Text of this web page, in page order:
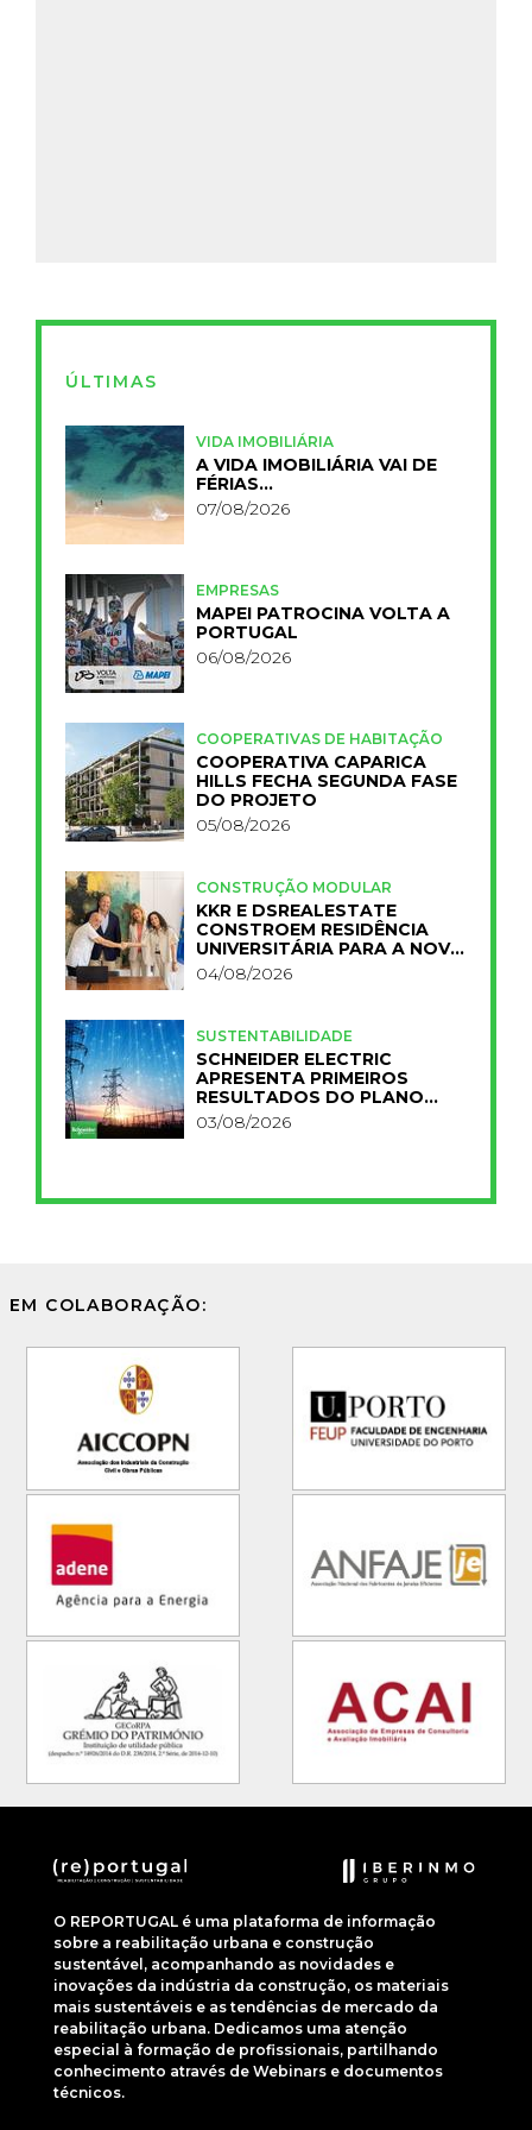
ÚLTIMAS
VIDA IMOBILIÁRIA
A VIDA IMOBILIÁRIA VAI DE
FÉRIAS…
07/08/2026
EMPRESAS
MAPEI PATROCINA VOLTA A
PORTUGAL
06/08/2026
COOPERATIVAS DE HABITAÇÃO
COOPERATIVA CAPARICA
HILLS FECHA SEGUNDA FASE
DO PROJETO
05/08/2026
CONSTRUÇÃO MODULAR
KKR E DSREALESTATE
CONSTROEM RESIDÊNCIA
UNIVERSITÁRIA PARA A NOVA
FCT
04/08/2026
SUSTENTABILIDADE
SCHNEIDER ELECTRIC
APRESENTA PRIMEIROS
RESULTADOS DO PLANO
IMPACT 2030
03/08/2026
EM COLABORAÇÃO:
O REPORTUGAL é uma plataforma de informação
sobre a reabilitação urbana e construção
sustentável, acompanhando as novidades e
inovações da indústria da construção, os materiais
mais sustentáveis e as tendências de mercado da
reabilitação urbana. Dedicamos uma atenção
especial à formação de profissionais, partilhando
conhecimento através de Webinars e documentos
técnicos.